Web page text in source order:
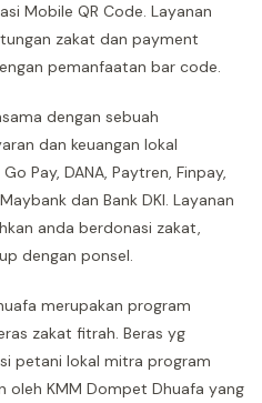
Mobile QR Code. Layanan
zakat dan payment
pemanfaatan bar code.
dengan sebuah
dan keuangan lokal
Pay, DANA, Paytren, Finpay,
dan Bank DKI. Layanan
anda berdonasi zakat,
dengan ponsel.
merupakan program
zakat fitrah. Beras yg
petani lokal mitra program
oleh KMM Dompet Dhuafa yang